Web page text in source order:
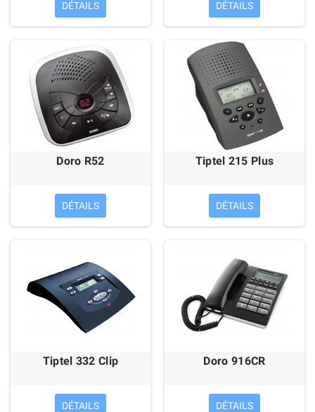
DÉTAILS DÉTAILS
Doro R52
DÉTAILS
Tiptel 215 Plus
DÉTAILS
Tiptel 332 Clip
DÉTAILS
Doro 916CR
DÉTAILS